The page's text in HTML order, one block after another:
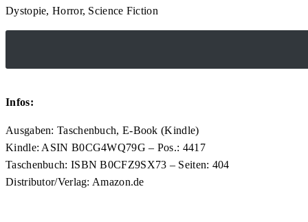
Dystopie, Horror, Science Fiction
Infos:
Ausgaben: Taschenbuch, E-Book (Kindle)
Kindle: ASIN B0CG4WQ79G – Pos.: 4417
Taschenbuch: ISBN B0CFZ9SX73 – Seiten: 404
Distributor/Verlag: Amazon.de